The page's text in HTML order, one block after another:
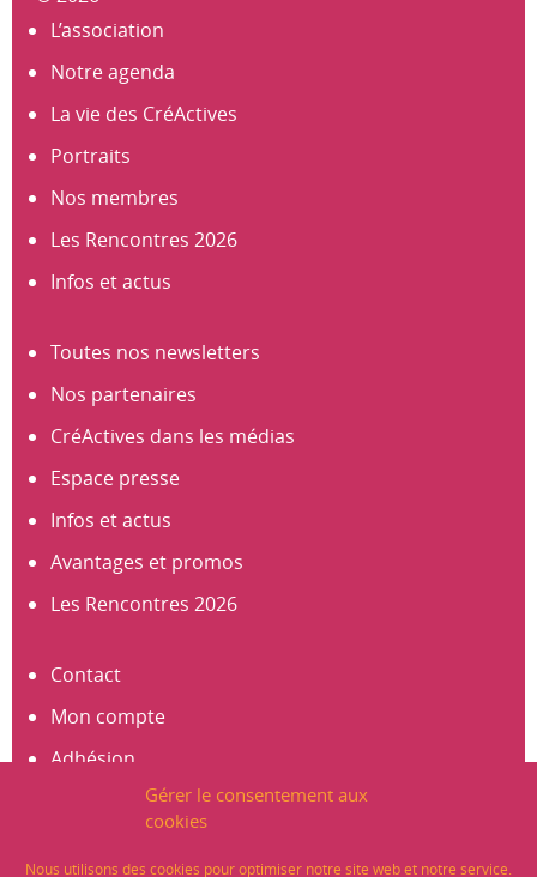
Gérer le consentement aux
cookies
Nous utilisons des cookies pour optimiser notre site web et notre service.
L’association
Notre agenda
La vie des CréActives
Portraits
Nos membres
Les Rencontres 2026
Infos et actus
Toutes nos newsletters
Nos partenaires
CréActives dans les médias
Espace presse
Infos et actus
Avantages et promos
Les Rencontres 2026
Contact
Mon compte
Adhésion
S’abonner à la newsletter